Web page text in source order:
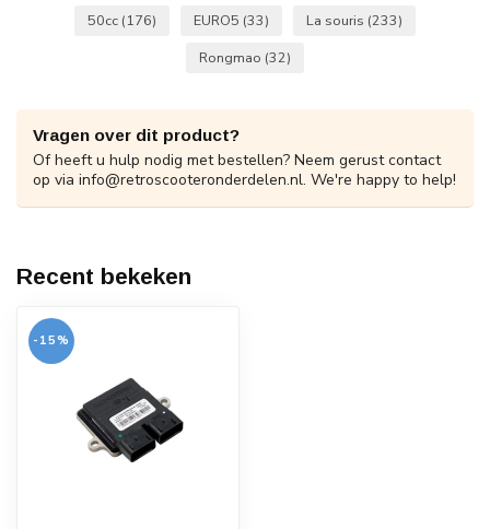
50cc (176) EURO5 (33) La souris (233)
Rongmao (32)
Vragen over dit product?
Of heeft u hulp nodig met bestellen? Neem gerust contact
op via info@retroscooteronderdelen.nl. We're happy to help!
Recent bekeken
-15%